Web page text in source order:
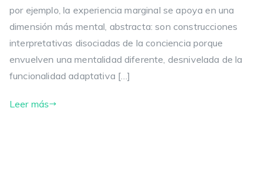
por ejemplo, la experiencia marginal se apoya en una
dimensión más mental, abstracta: son construcciones
interpretativas disociadas de la conciencia porque
envuelven una mentalidad diferente, desnivelada de la
funcionalidad adaptativa […]
Leer más